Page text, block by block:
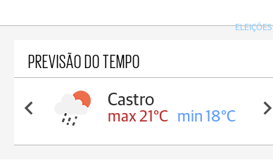
ELEIÇÕES
PREVISÃO DO TEMPO
Carambeí
max 20°C min 18°C